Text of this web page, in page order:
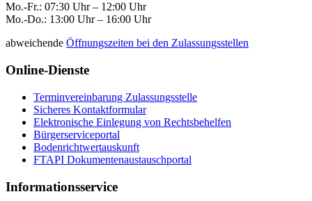
Mo.-Fr.: 07:30 Uhr – 12:00 Uhr
Mo.-Do.: 13:00 Uhr – 16:00 Uhr
abweichende Öffnungszeiten bei den Zulassungsstellen
Online-Dienste
Terminvereinbarung Zulassungsstelle
Sicheres Kontaktformular
Elektronische Einlegung von Rechtsbehelfen
Bürgerserviceportal
Bodenrichtwertauskunft
FTAPI Dokumentenaustauschportal
Informationsservice